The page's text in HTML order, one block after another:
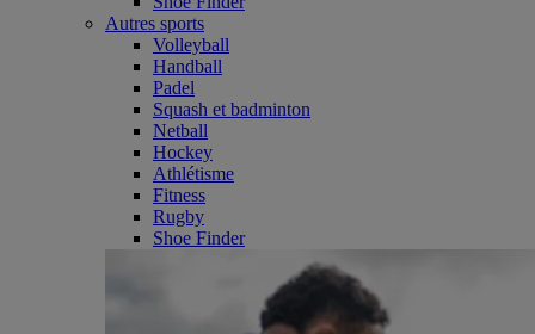
Autres sports
Volleyball
Handball
Padel
Squash et badminton
Netball
Hockey
Athlétisme
Fitness
Rugby
Shoe Finder